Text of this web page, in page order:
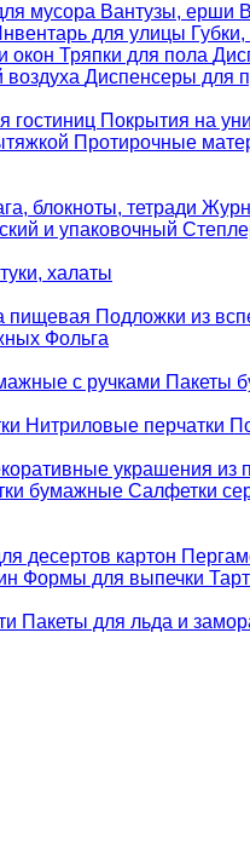
мусора Вантузы, ерши
для улицы
окон Тряпки для пола
Диспенсеры для
гостиниц Покрытия на
Протирочные
блокноты, тетради
и упаковочный
халаты
пищевая Подложки из
Фольга
с ручками Пакеты
Нитриловые перчатки
украшения из
бумажные Салфетки
десертов картон
Формы для выпечки
Пакеты для льда и